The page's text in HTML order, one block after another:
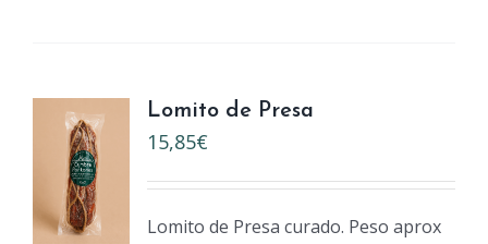
Lomito de Presa
15,85€
Lomito de Presa curado. Peso aprox